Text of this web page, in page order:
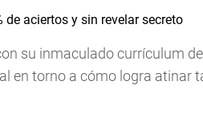
su inmaculado currículum
en torno a cómo logra atinar